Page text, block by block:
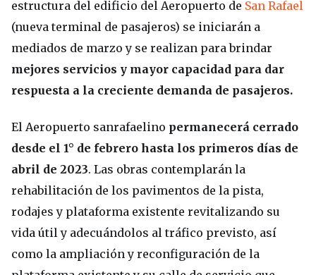
estructura del edificio del Aeropuerto de San Rafael
(nueva terminal de pasajeros) se iniciarán a
mediados de marzo y se realizan para brindar
mejores servicios y mayor capacidad para dar
respuesta a la creciente demanda de pasajeros.
El Aeropuerto sanrafaelino permanecerá cerrado
desde el 1° de febrero hasta los primeros días de
abril de 2023. Las obras contemplarán la
rehabilitación de los pavimentos de la pista,
rodajes y plataforma existente revitalizando su
vida útil y adecuándolos al tráfico previsto, así
como la ampliación y reconfiguración de la